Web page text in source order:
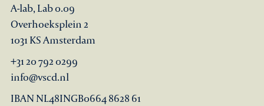
A-lab, Lab 0.09
Overhoeksplein 2
1031 KS Amsterdam
+31 20 792 0299
info@vscd.nl
IBAN NL48INGB0664 8628 61